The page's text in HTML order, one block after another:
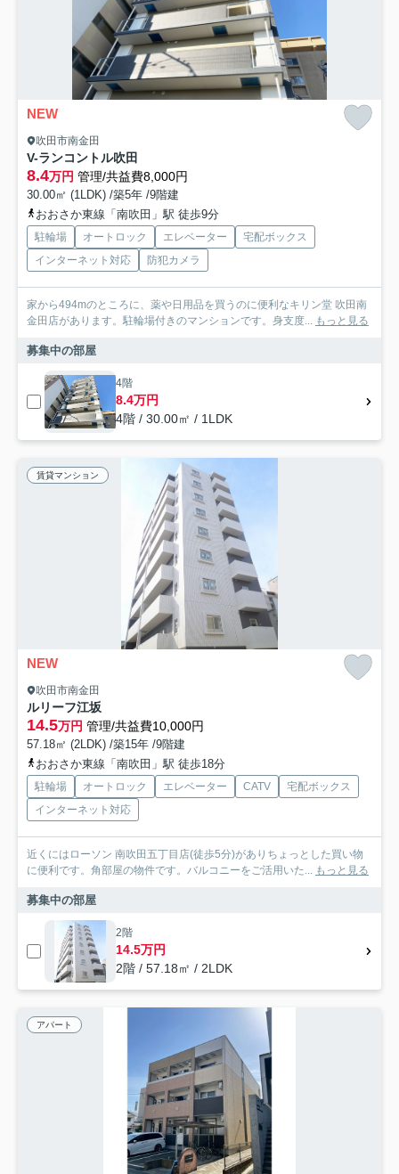
NEW
吹田市南金田
V-ランコントル吹田
8.4万円 管理/共益費8,000円
30.00㎡ (1LDK) /築5年 /9階建
おおさか東線「南吹田」駅 徒歩9分
駐輪場 オートロック エレベーター
宅配ボックス
インターネット対応
防犯カメラ
家から494mのところに、薬や日用品を買うのに便利なキリン堂 吹田南
金田店があります。駐輪場付きのマンションです。身支度... もっと見る
募集中の部屋
4階
8.4万円
4階 / 30.00㎡ / 1LDK
賃貸マンション
NEW
吹田市南金田
ルリーフ江坂
14.5万円 管理/共益費10,000円
57.18㎡ (2LDK) /築15年 /9階建
おおさか東線「南吹田」駅 徒歩18分
駐輪場 オートロック エレベーター CATV
宅配ボックス
インターネット対応
近くにはローソン 南吹田五丁目店(徒歩5分)がありちょっとした買い物
に便利です。角部屋の物件です。バルコニーをご活用いた... もっと見る
募集中の部屋
2階
14.5万円
2階 / 57.18㎡ / 2LDK
アパート